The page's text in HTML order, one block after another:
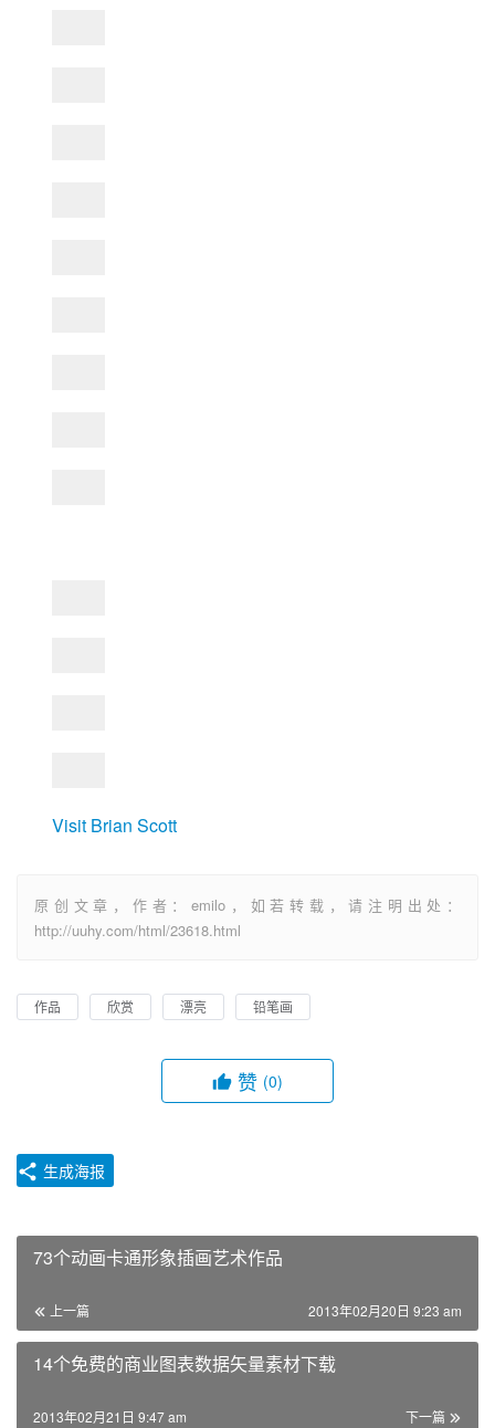
Visit Brian Scott
原创文章，作者：emilo，如若转载，请注明出处：
http://uuhy.com/html/23618.html
作品 欣赏 漂亮 铅笔画
赞 (0)
生成海报
73个动画卡通形象插画艺术作品
上一篇 2013年02月20日 9:23 am
14个免费的商业图表数据矢量素材下载
下一篇
2013年02月21日 9:47 am